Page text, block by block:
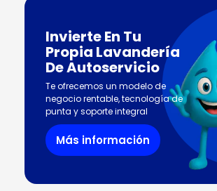
Invierte En Tu
Propia Lavandería
De Autoservicio
Te ofrecemos un modelo de
negocio rentable, tecnología de
punta y soporte integral
Más información